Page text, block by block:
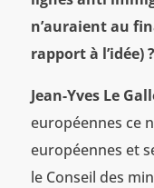
n’auraient au
rapport à l’idée) ?
Jean-Yves Le
européennes ce
européennes et
le Conseil des